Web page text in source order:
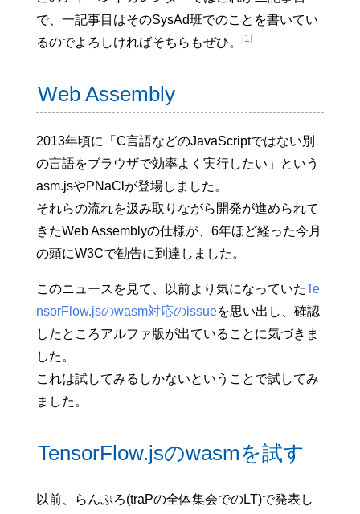
で、一記事目はそのSysAd班でのことを書いてい
るのでよろしければそちらもぜひ。
[1]
Web Assembly
2013年頃に「C言語などのJavaScriptではない別
の言語をブラウザで効率よく実行したい」という
asm.jsやPNaClが登場しました。
それらの流れを汲み取りながら開発が進められて
きたWeb Assemblyの仕様が、6年ほど経った今月
の頭にW3Cで勧告に到達しました。
このニュースを見て、以前より気になっていたTe
nsorFlow.jsのwasm対応のissueを思い出し、確認
したところアルファ版が出ていることに気づきま
した。
これは試してみるしかないということで試してみ
ました。
TensorFlow.jsのwasmを試す
以前、らんぷろ(traPの全体集会でのLT)で発表し